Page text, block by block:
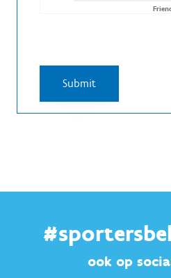
ook op